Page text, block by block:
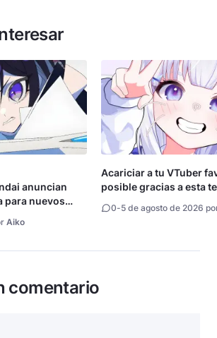
anuncian
para nuevos
Aiko
Acariciar a tu VTuber
posible gracias a esta
0-5 de agosto de 2026
comentario